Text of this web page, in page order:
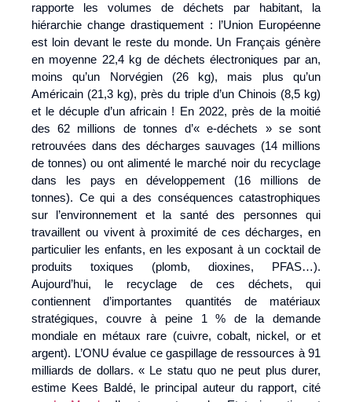
rapporte les volumes de déchets par habitant, la
hiérarchie change drastiquement : l’Union Européenne
est loin devant le reste du monde. Un Français génère
en moyenne 22,4 kg de déchets électroniques par an,
moins qu’un Norvégien (26 kg), mais plus qu’un
Américain (21,3 kg), près du triple d’un Chinois (8,5 kg)
et le décuple d’un africain ! En 2022, près de la moitié
des 62 millions de tonnes d’« e-déchets » se sont
retrouvées dans des décharges sauvages (14 millions
de tonnes) ou ont alimenté le marché noir du recyclage
dans les pays en développement (16 millions de
tonnes). Ce qui a des conséquences catastrophiques
sur l’environnement et la santé des personnes qui
travaillent ou vivent à proximité de ces décharges, en
particulier les enfants, en les exposant à un cocktail de
produits toxiques (plomb, dioxines, PFAS…).
Aujourd’hui, le recyclage de ces déchets, qui
contiennent d’importantes quantités de matériaux
stratégiques, couvre à peine 1 % de la demande
mondiale en métaux rare (cuivre, cobalt, nickel, or et
argent). L’ONU évalue ce gaspillage de ressources à 91
milliards de dollars. « Le statu quo ne peut plus durer,
estime Kees Baldé, le principal auteur du rapport, cité